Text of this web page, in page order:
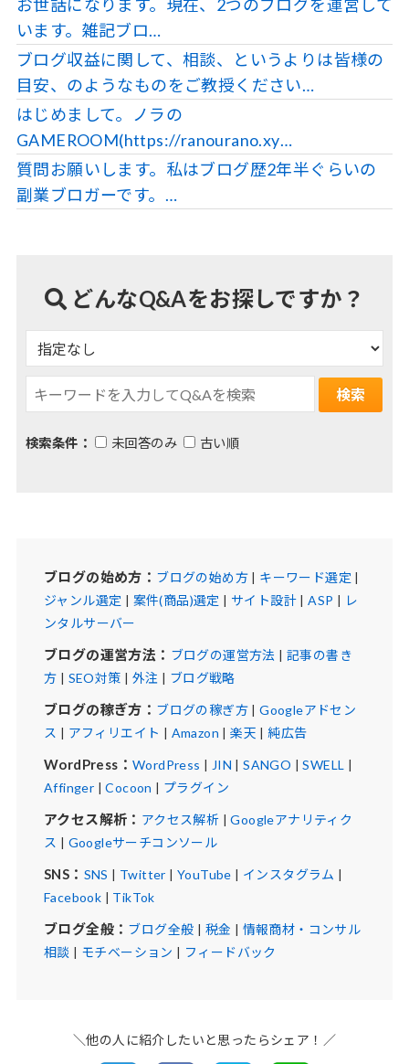
お世話になります。現在、2つのブログを運営して
います。雑記ブロ…
ブログ収益に関して、相談、というよりは皆様の
目安、のようなものをご教授ください…
はじめまして。ノラの
GAMEROOM(https://ranourano.xy…
質問お願いします。私はブログ歴2年半ぐらいの
副業ブロガーです。…
どんなQ&Aをお探しですか？
検索条件： 未回答のみ 古い順
ブログの始め方： ブログの始め方| キーワード選定 |
ジャンル選定 | 案件(商品)選定 | サイト設計|ASP | レ
ンタルサーバー
ブログの運営方法： ブログの運営方法 | 記事の書き
方 | SEO対策 | 外注 | ブログ戦略
ブログの稼ぎ方： ブログの稼ぎ方|Googleアドセン
ス | アフィリエイト | Amazon |楽天 |純広告
WordPress： WordPress | JIN |SANGO |SWELL |
Affinger |Cocoon | プラグイン
アクセス解析： アクセス解析 |Googleアナリティク
ス | Googleサーチコンソール
SNS： SNS | Twitter | YouTube | インスタグラム |
Facebook | TikTok
ブログ全般： ブログ全般 | 税金 | 情報商材・コンサル
相談 | モチベーション | フィードバック
＼他の人に紹介したいと思ったらシェア！／